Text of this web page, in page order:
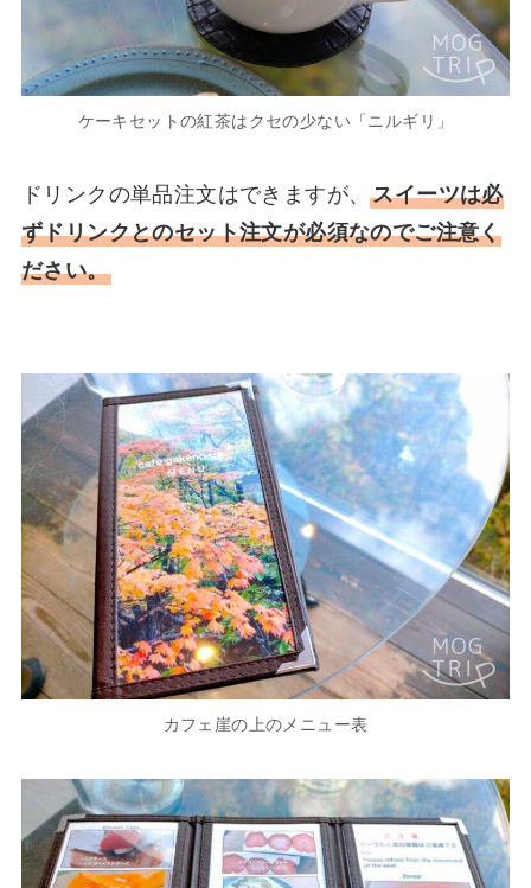
ケーキセットの紅茶はクセの少ない「ニルギリ」
ドリンクの単品注文はできますが、スイーツは必
ずドリンクとのセット注文が必須なのでご注意く
ださい。
カフェ崖の上のメニュー表